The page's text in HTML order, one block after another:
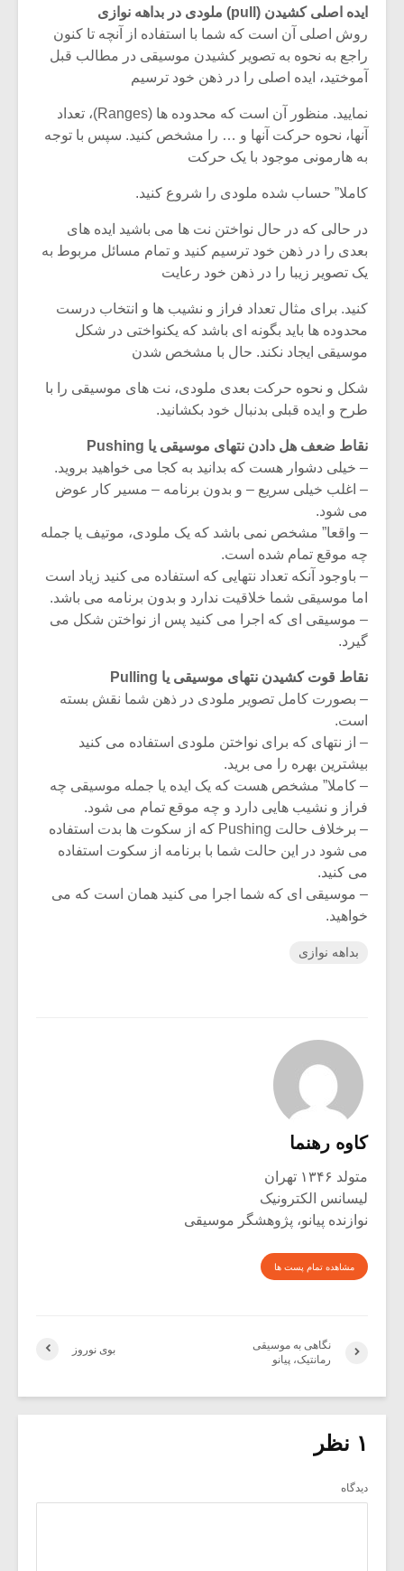
ایده اصلی کشیدن (pull) ملودی در بداهه نوازی
روش اصلی آن است که شما با استفاده از آنچه تا کنون
راجع به نحوه به تصویر کشیدن موسیقی در مطالب قبل
آموختید، ایده اصلی را در ذهن خود ترسیم
نمایید. منظور آن است که محدوده ها (Ranges)، تعداد
آنها، نحوه حرکت آنها و … را مشخص کنید. سپس با توجه
به هارمونی موجود با یک حرکت
کاملا” حساب شده ملودی را شروع کنید.
در حالی که در حال نواختن نت ها می باشید ایده های
بعدی را در ذهن خود ترسیم کنید و تمام مسائل مربوط به
یک تصویر زیبا را در ذهن خود رعایت
کنید. برای مثال تعداد فراز و نشیب ها و انتخاب درست
محدوده ها باید بگونه ای باشد که یکنواختی در شکل
موسیقی ایجاد نکند. حال با مشخص شدن
شکل و نحوه حرکت بعدی ملودی، نت های موسیقی را با
طرح و ایده قبلی بدنبال خود بکشانید.
نقاط ضعف هل دادن نتهای موسیقی یا Pushing
– خیلی دشوار هست که بدانید به کجا می خواهید بروید.
– اغلب خیلی سریع – و بدون برنامه – مسیر کار عوض
می شود.
– واقعا” مشخص نمی باشد که یک ملودی، موتیف یا جمله
چه موقع تمام شده است.
– باوجود آنکه تعداد نتهایی که استفاده می کنید زیاد است
اما موسیقی شما خلاقیت ندارد و بدون برنامه می باشد.
– موسیقی ای که اجرا می کنید پس از نواختن شکل می
گیرد.
نقاط قوت کشیدن نتهای موسیقی یا Pulling
– بصورت کامل تصویر ملودی در ذهن شما نقش بسته
است.
– از نتهای که برای نواختن ملودی استفاده می کنید
بیشترین بهره را می برید.
– کاملا” مشخص هست که یک ایده یا جمله موسیقی چه
فراز و نشیب هایی دارد و چه موقع تمام می شود.
– برخلاف حالت Pushing که از سکوت ها بدت استفاده
می شود در این حالت شما با برنامه از سکوت استفاده
می کنید.
– موسیقی ای که شما اجرا می کنید همان است که می
خواهید.
بداهه نوازی
کاوه رهنما
متولد ۱۳۴۶ تهران
لیسانس الکترونیک
نوازنده پیانو، پژوهشگر موسیقی
مشاهده تمام پست ها
بوی نوروز
نگاهی به موسیقی
رمانتیک، پیانو
۱ نظر
دیدگاه
اگر نمی توانی
مشهورترین باشی،
بدنام ترین باش